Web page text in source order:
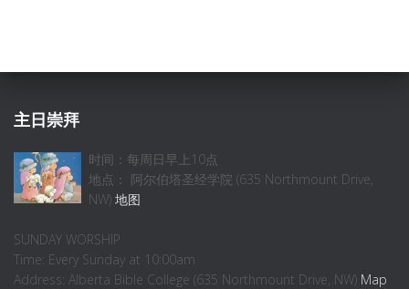
主日崇拜
时间：每周日早上10点
地点： 阿尔伯塔圣经学院 (635 Northmount Drive,
NW) 地图
SUNDAY WORSHIP
Time: Every Sunday at 10:00am
Address: Alberta Bible College (635 Northmount Drive, NW) Map